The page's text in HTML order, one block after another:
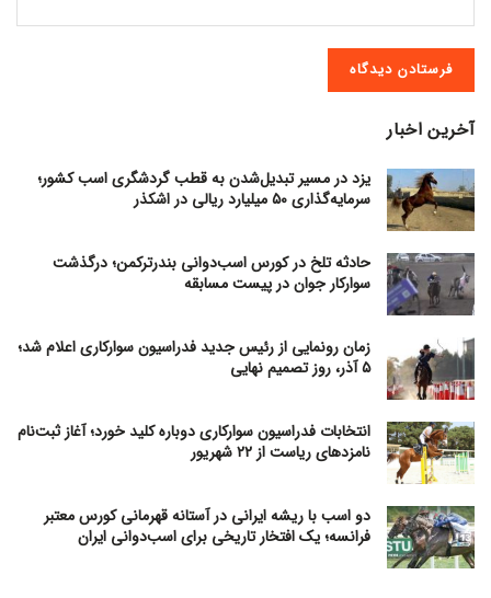
آخرین اخبار
یزد در مسیر تبدیل‌شدن به قطب گردشگری اسب کشور؛
سرمایه‌گذاری ۵۰ میلیارد ریالی در اشکذر
حادثه تلخ در کورس اسب‌دوانی بندرترکمن؛ درگذشت
سوارکار جوان در پیست مسابقه
زمان رونمایی از رئیس جدید فدراسیون سوارکاری اعلام شد؛
۵ آذر، روز تصمیم نهایی
انتخابات فدراسیون سوارکاری دوباره کلید خورد؛ آغاز ثبت‌نام
نامزدهای ریاست از ۲۲ شهریور
دو اسب با ریشه ایرانی در آستانه قهرمانی کورس معتبر
فرانسه؛ یک افتخار تاریخی برای اسب‌دوانی ایران